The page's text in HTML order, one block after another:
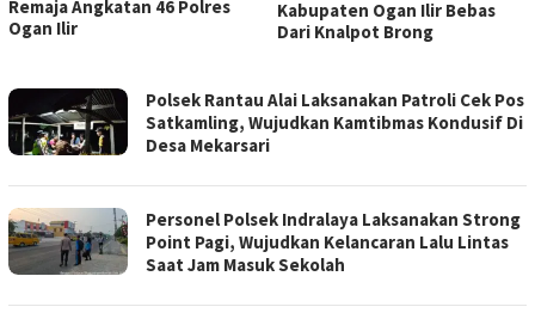
Remaja Angkatan 46 Polres
Ogan Ilir
Kabupaten Ogan Ilir Bebas
Dari Knalpot Brong
POLRES
OGAN
ILIR
POLDA
SUMSEL
Polsek Rantau Alai Laksanakan Patroli Cek Pos
Satkamling, Wujudkan Kamtibmas Kondusif Di
Desa Mekarsari
Personel Polsek Indralaya Laksanakan Strong
Point Pagi, Wujudkan Kelancaran Lalu Lintas
Saat Jam Masuk Sekolah